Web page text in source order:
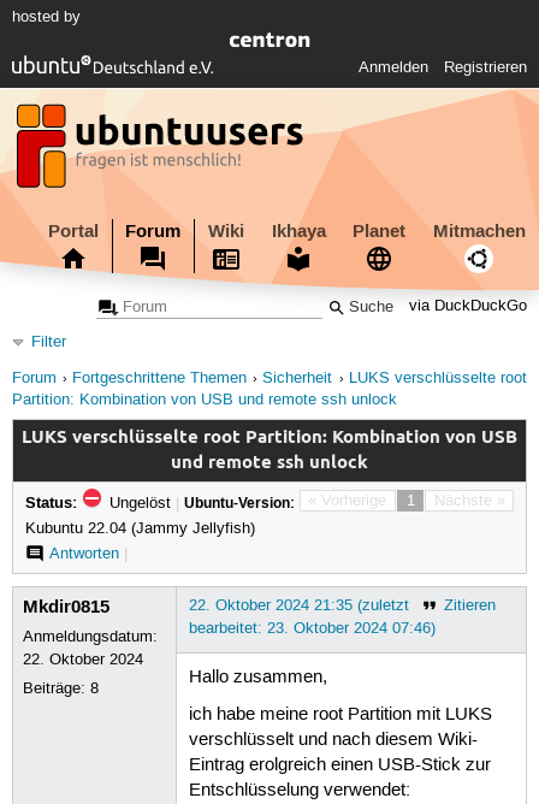
hosted by
Anmelden Registrieren
Portal Forum Wiki Ikhaya Planet Mitmachen
via DuckDuckGo
Filter
Forum
Fortgeschrittene Themen Sicherheit
LUKS verschlüsselte root
Partition: Kombination von USB und remote ssh unlock
LUKS verschlüsselte root Partition: Kombination von USB
und remote ssh unlock
« Vorherige 1 Nächste »
Status: Ungelöst | Ubuntu-Version:
Kubuntu 22.04 (Jammy Jellyfish)
Antworten|
Mkdir0815
Anmeldungsdatum:
22. Oktober 2024
Beiträge:8
Zitieren
22. Oktober 2024 21:35 (zuletzt
bearbeitet: 23. Oktober 2024 07:46)
Hallo zusammen,
ich habe meine root Partition mit LUKS
verschlüsselt und nach diesem Wiki-
Eintrag erolgreich einen USB-Stick zur
Entschlüsselung verwendet: